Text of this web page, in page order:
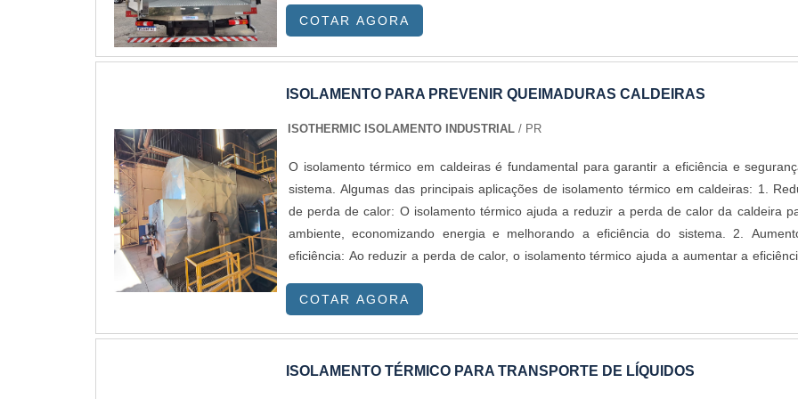
COTAR AGORA
ISOLAMENTO PARA PREVENIR QUEIMADURAS CALDEIRAS
ISOTHERMIC ISOLAMENTO INDUSTRIAL/ PR
O isolamento térmico em caldeiras é fundamental para garantir a eficiência e
sistema. Algumas das principais aplicações de isolamento térmico em caldeiras: 1. Redução
de perda de calor: O isolamento térmico ajuda a reduzir a perda de calor da caldeira
ambiente, economizando energia e melhorando a eficiência do sistema. 2.
eficiência: Ao reduzir a perda de calor, o isolamento térmico ajuda a aumentar a
queimaduras: O isolamento térmico ajuda a proteger os operadores contra
superfície da caldeira abaixo do ponto de ignição de materiais próximos. 5. Extensão da
COTAR AGORA
ISOLAMENTO TÉRMICO PARA TRANSPORTE DE LÍQUIDOS